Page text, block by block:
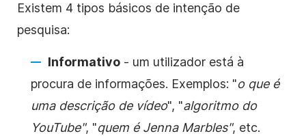
Existem 4 tipos básicos de intenção de
pesquisa:
Informativo - um utilizador está à
procura de informações. Exemplos: "o que é
uma descrição de vídeo", "algoritmo do
YouTube", "quem é Jenna Marbles", etc.